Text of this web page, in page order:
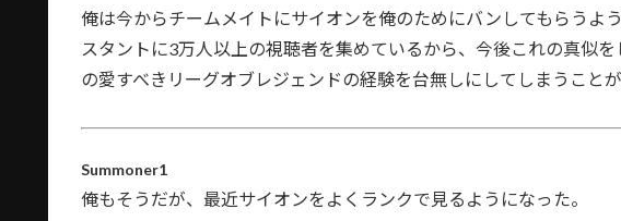
俺は今からチームメイトにサイオンを俺のためにバンしてもらうよ
スタントに3万人以上の視聴者を集めているから、今後これの真似
の愛すべきリーグオブレジェンドの経験を台無しにしてしまうこと
Summoner1
俺もそうだが、最近サイオンをよくランクで見るようになった。